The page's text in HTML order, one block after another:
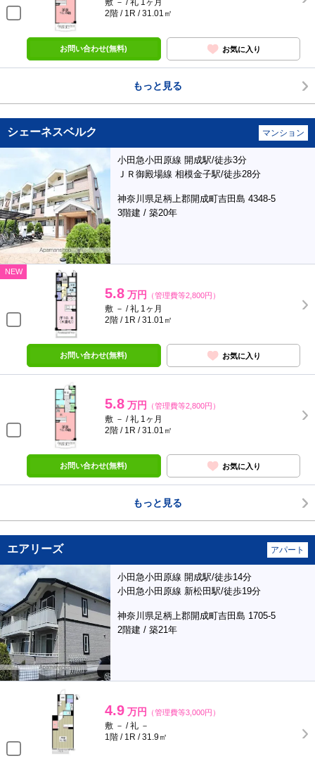
敷 － / 礼 1ヶ月
2階 / 1R / 31.01㎡
お問い合わせ(無料) お気に入り
もっと見る
シェーネスベルク マンション
小田急小田原線 開成駅/徒歩3分
ＪＲ御殿場線 相模金子駅/徒歩28分
神奈川県足柄上郡開成町吉田島 4348-5
3階建 / 築20年
NEW
5.8 万円 （管理費等2,800円）
敷 － / 礼 1ヶ月
2階 / 1R / 31.01㎡
お問い合わせ(無料) お気に入り
5.8 万円 （管理費等2,800円）
敷 － / 礼 1ヶ月
2階 / 1R / 31.01㎡
お問い合わせ(無料) お気に入り
もっと見る
エアリーズ アパート
小田急小田原線 開成駅/徒歩14分
小田急小田原線 新松田駅/徒歩19分
神奈川県足柄上郡開成町吉田島 1705-5
2階建 / 築21年
4.9 万円 （管理費等3,000円）
敷 － / 礼 －
1階 / 1R / 31.9㎡